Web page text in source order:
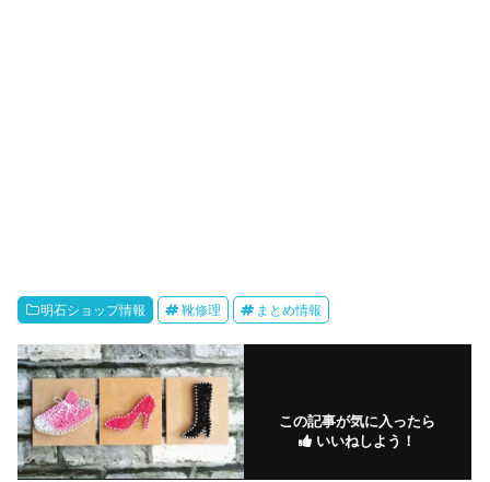
明石ショップ情報 靴修理 まとめ情報
この記事が気に入ったら
いいねしよう！